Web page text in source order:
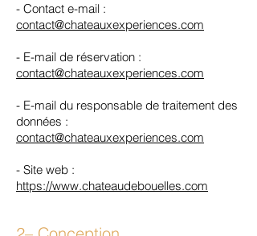
- Contact e-mail :
contact@chateauxexperiences.com
- E-mail de réservation :
contact@chateauxexperiences.com
- E-mail du responsable de traitement des
données :
contact@chateauxexperiences.com
- Site web :
https://www.chateaudebouelles.com